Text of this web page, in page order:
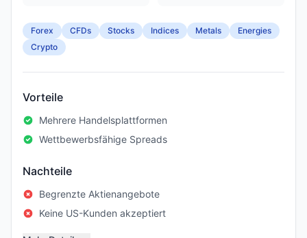
Forex CFDs Stocks Indices Metals
Energies
Crypto
Vorteile
Mehrere Handelsplattformen
Wettbewerbsfähige Spreads
Nachteile
Begrenzte Aktienangebote
Keine US-Kunden akzeptiert